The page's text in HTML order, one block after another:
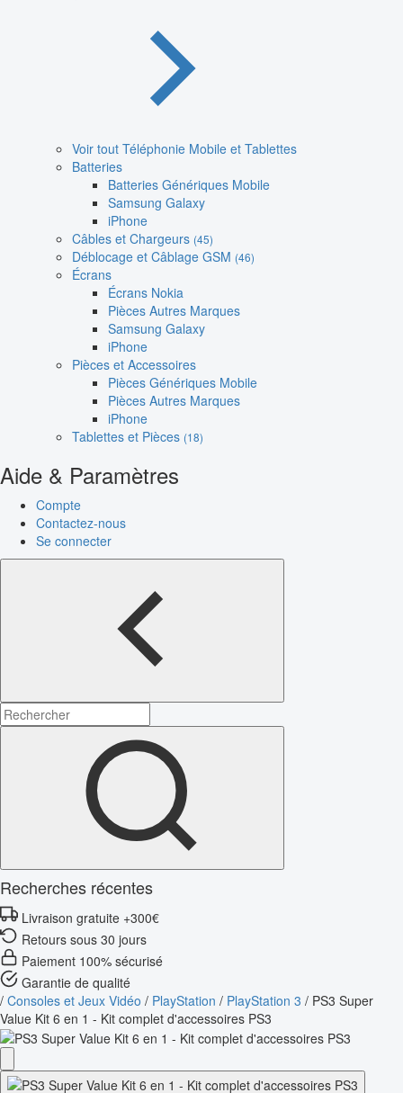
Voir tout Téléphonie Mobile et Tablettes
Batteries
Batteries Génériques Mobile
Samsung Galaxy
iPhone
Câbles et Chargeurs (45)
Déblocage et Câblage GSM (46)
Écrans
Écrans Nokia
Pièces Autres Marques
Samsung Galaxy
iPhone
Pièces et Accessoires
Pièces Génériques Mobile
Pièces Autres Marques
iPhone
Tablettes et Pièces (18)
Aide & Paramètres
Compte
Contactez-nous
Se connecter
Recherches récentes
Livraison gratuite +300€
Retours sous 30 jours
Paiement 100% sécurisé
Garantie de qualité
/ Consoles et Jeux Vidéo / PlayStation / PlayStation 3 / PS3 Super
Value Kit 6 en 1 - Kit complet d'accessoires PS3